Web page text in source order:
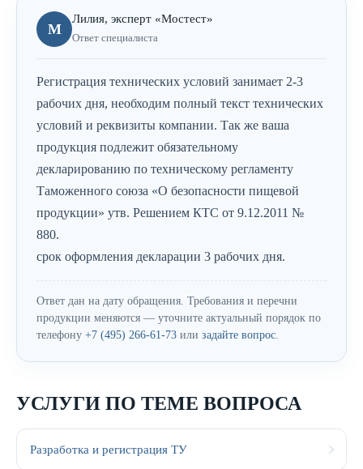
М
Лилия, эксперт «Мостест»
Ответ специалиста
Регистрация технических условий занимает 2-3
рабочих дня, необходим полный текст технических
условий и реквизиты компании. Так же ваша
продукция подлежит обязательному
декларированию по техническому регламенту
Таможенного союза «О безопасности пищевой
продукции» утв. Решением КТС от 9.12.2011 №
880.
срок оформления декларации 3 рабочих дня.
Ответ дан на дату обращения. Требования и перечни
продукции меняются — уточните актуальный порядок по
телефону +7 (495) 266-61-73 или задайте вопрос.
УСЛУГИ ПО ТЕМЕ ВОПРОСА
Разработка и регистрация ТУ